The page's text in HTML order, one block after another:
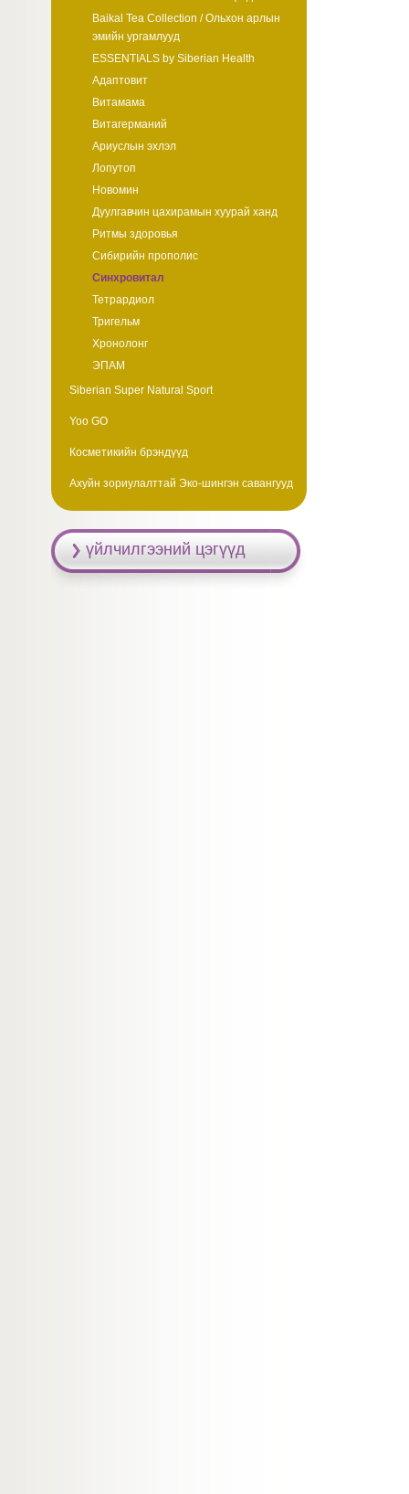
Baikal Tea Collection / Ольхон арлын
эмийн ургамлууд
ESSENTIALS by Siberian Health
Адаптовит
Витамама
Витагерманий
Ариуслын эхлэл
Лопутоп
Новомин
Дуулгавчин цахирамын хуурай ханд
Ритмы здоровья
Сибирийн прополис
Синхровитал
Тетрардиол
Тригельм
Хронолонг
ЭПАМ
Siberian Super Natural Sport
Yoo GO
Косметикийн брэндүүд
Ахуйн зориулалттай Эко-шингэн савангууд
үйлчилгээний цэгүүд